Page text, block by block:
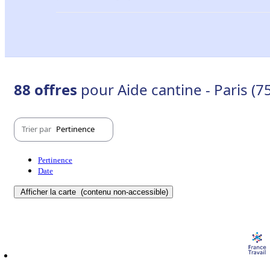
88 offres pour Aide cantine - Paris
Trier par Pertinence
Pertinence
Date
Afficher la carte (contenu non-accessible)